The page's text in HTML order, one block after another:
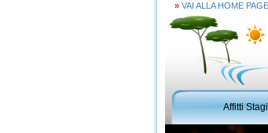
» VAI ALLA HOME PAGE
Affitti